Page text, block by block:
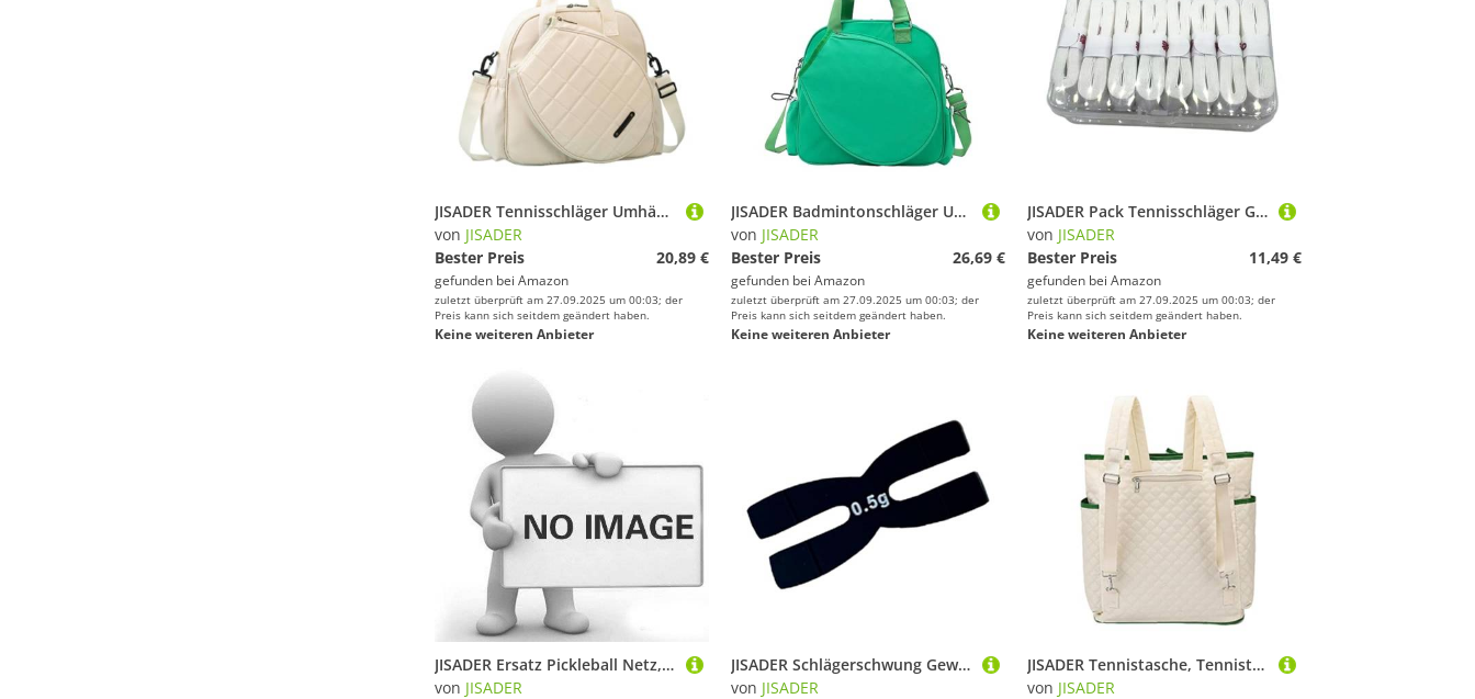
JISADER Tennisschläger Umhängetasche, Badminton Tasche, Tragbare Tragetasche mit Verstellbarem Schultergurt, Tennisschläger Handtasche, Beige
von JISADER
Bester Preis
20,89 €
gefunden bei Amazon
zuletzt überprüft am 27.09.2025 um 00:03; der
Preis kann sich seitdem geändert haben.
Keine weiteren Anbieter
JISADER Badmintonschläger Umhängetasche, Damen Tennis Sporttasche, Tragbare Tennisschläger Tragetasche, GrÜn
von JISADER
Bester Preis
26,69 €
gefunden bei Amazon
zuletzt überprüft am 27.09.2025 um 00:03; der
Preis kann sich seitdem geändert haben.
Keine weiteren Anbieter
JISADER Pack Tennisschläger Griffbänder, Weiches, Bequemes Schweißband, Hohe Leistung, für Pickleball, Weiß
von JISADER
Bester Preis
11,49 €
gefunden bei Amazon
zuletzt überprüft am 27.09.2025 um 00:03; der
Preis kann sich seitdem geändert haben.
Keine weiteren Anbieter
JISADER Ersatz Pickleball Netz, Sportnetz, Tragbare Platzausrüstung, Standardgröße, Polyester, Geeignet für Tour Spieler
von JISADER
JISADER Schlägerschwung Gewichtstrainingshilfe Krafttrainingsgeräte Gewichtszugabewerkzeug Und Geeignet für, Schwarz
von JISADER
JISADER Tennistasche, Tennistragetasche, Pickleball Rucksack, Schlägertasche Fürs Training, Beige
von JISADER